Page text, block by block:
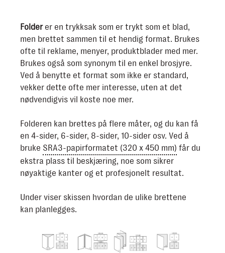
Folder er en trykksak som er trykt som et blad,
men brettet sammen til et hendig format. Brukes
ofte til reklame, menyer, produktblader med mer.
Brukes også som synonym til en enkel brosjyre.
Ved å benytte et format som ikke er standard,
vekker dette ofte mer interesse, uten at det
nødvendigvis vil koste noe mer.
Folderen kan brettes på flere måter, og du kan få
en 4-sider, 6-sider, 8-sider, 10-sider osv. Ved å
bruke SRA3-papirformatet (320 x 450 mm) får du
ekstra plass til beskjæring, noe som sikrer
nøyaktige kanter og et profesjonelt resultat.
Under viser skissen hvordan de ulike brettene
kan planlegges.